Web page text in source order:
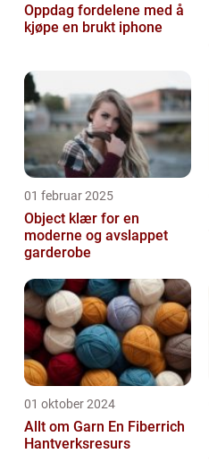
Oppdag fordelene med å
kjøpe en brukt iphone
01 februar 2025
Object klær for en
moderne og avslappet
garderobe
01 oktober 2024
Allt om Garn En Fiberrich
Hantverksresurs